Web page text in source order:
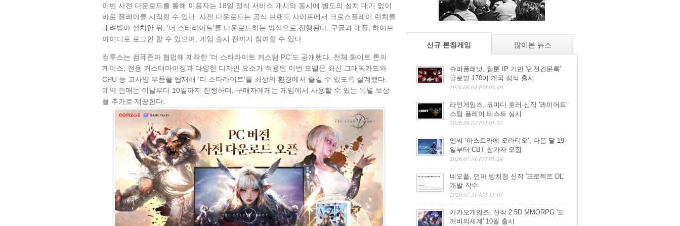
이번 사전 다운로드를 통해 이용자는 18일 정식 서비스 개시와 동시에 별도의 설치 대기 없이
바로 플레이를 시작할 수 있다. 사전 다운로드는 공식 브랜드 사이트에서 크로스플레이 런처를
내려받아 설치한 뒤, '더 스타라이트'를 다운로드하는 방식으로 진행된다. 구글과 애플, 하이브
아이디로 로그인 할 수 있으며, 게임 출시 전까지 참여할 수 있다.
컴투스는 컴퓨존과 협업해 제작한 '더 스타라이트 커스텀 PC'도 공개했다. 전체 화이트 톤의
케이스, 전용 커스터마이징과 다양한 디자인 요소가 적용된 이번 모델은 최신 그래픽카드와
CPU 등 고사양 부품을 탑재해 '더 스타라이트'를 최상의 환경에서 즐길 수 있도록 설계했다.
예약 판매는 이날부터 10일까지 진행하며, 구매자에게는 게임에서 사용할 수 있는 특별 보상
을 추가로 제공한다.
신규 론칭게임 많이본 뉴스
슈퍼플래닛, 웹툰 IP 기반 '던전견문록'
글로벌 170여 개국 정식 출시
2026.08.04 PM 03:40
라인게임즈, 코미디 호러 신작 '콰이어트'
스팀 플레이 테스트 실시
2026.08.03 PM 01:53
엔씨 ‘아스트라에 오라티오’, 다음 달 19
일부터 CBT 참가자 모집
2026.07.31 PM 01:24
네오플, 던파 방치형 신작 '프로젝트 DL'
개발 착수
2026.07.31 AM 11:03
카카오게임즈, 신작 2.5D MMORPG '도
깨비의세계' 10월 출시